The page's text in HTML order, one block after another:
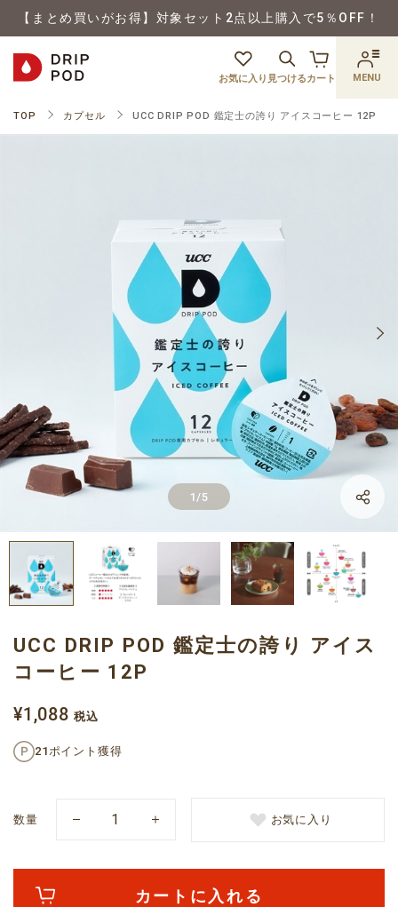
【まとめ買いがお得】対象セット2点以上購入で5％OFF！
お気に入り 見つけるカート MENU
TOP カプセル UCC DRIP POD 鑑定士の誇り アイスコーヒー 12P
1 /5
LINE
X
UCC DRIP POD 鑑定士の誇り アイス
コーヒー 12P
¥1,088 税込
21ポイント獲得
数量 お気に入り
カートに入れる